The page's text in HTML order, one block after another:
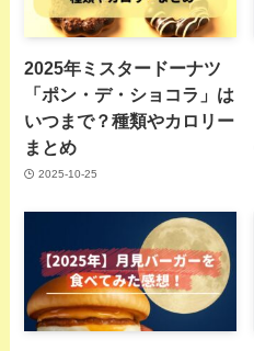
2025年ミスタードーナツ
「ポン・デ・ショコラ」は
いつまで？種類やカロリー
まとめ
2025-10-25